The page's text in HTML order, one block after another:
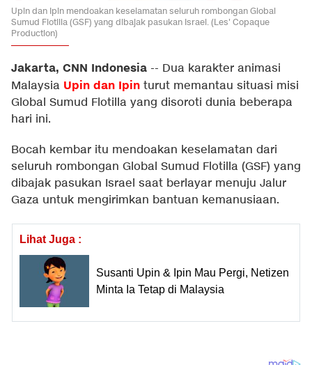
Upin dan Ipin mendoakan keselamatan seluruh rombongan Global
Sumud Flotilla (GSF) yang dibajak pasukan Israel. (Les' Copaque
Production)
Jakarta, CNN Indonesia -- Dua karakter animasi
Malaysia Upin dan Ipin turut memantau situasi misi
Global Sumud Flotilla yang disoroti dunia beberapa
hari ini.
Bocah kembar itu mendoakan keselamatan dari
seluruh rombongan Global Sumud Flotilla (GSF) yang
dibajak pasukan Israel saat berlayar menuju Jalur
Gaza untuk mengirimkan bantuan kemanusiaan.
Lihat Juga :
Susanti Upin & Ipin Mau Pergi, Netizen
Minta Ia Tetap di Malaysia